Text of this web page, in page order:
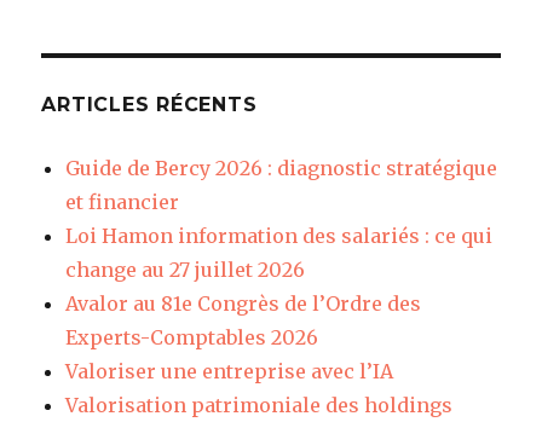
ARTICLES RÉCENTS
Guide de Bercy 2026 : diagnostic stratégique
et financier
Loi Hamon information des salariés : ce qui
change au 27 juillet 2026
Avalor au 81e Congrès de l’Ordre des
Experts-Comptables 2026
Valoriser une entreprise avec l’IA
Valorisation patrimoniale des holdings